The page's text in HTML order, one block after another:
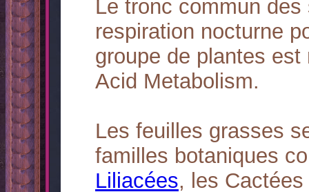
Le tronc commun
respiration nocturne
groupe de plantes
Acid Metabolism.
Les feuilles grasses
familles botaniques
Liliacées, les